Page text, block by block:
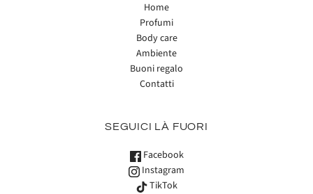
Home
Profumi
Body care
Ambiente
Buoni regalo
Contatti
SEGUICI LÀ FUORI
Facebook
Instagram
TikTok